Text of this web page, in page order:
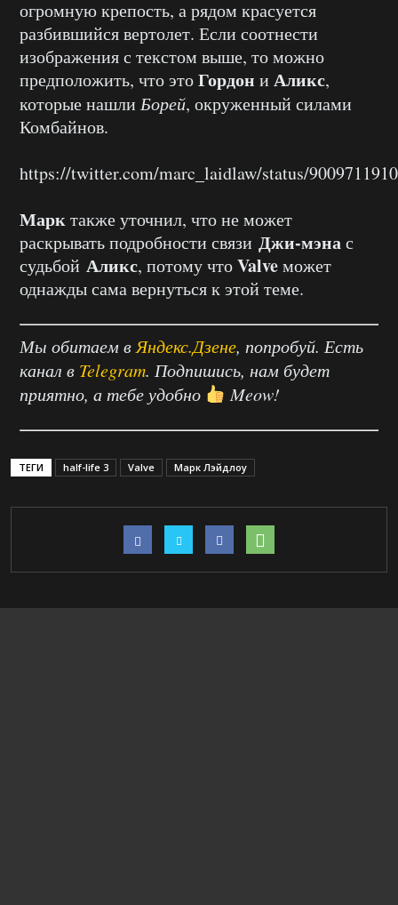
огромную крепость, а рядом красуется
разбившийся вертолет. Если соотнести
изображения с текстом выше, то можно
предположить, что этоГордон и Аликс,
которые нашли Борей, окруженный силами
Комбайнов.
https://twitter.com/marc_laidlaw/status/
Марктакже уточнил, что не может
раскрывать подробности связи Джи-мэнас
судьбой Аликс, потому чтоValveможет
однажды сама вернуться к этой теме.
Мы обитаем в Яндекс.Дзене, попробуй. Есть
канал в Telegram. Подпишись, нам будет
приятно, а тебе удобно
Meow!
ТЕГИ half-life 3 Valve Марк Лэйдлоу